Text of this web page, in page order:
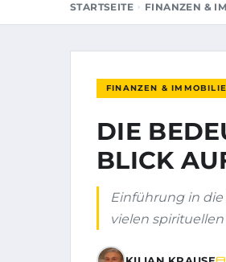
STARTSEITE FINANZEN &
FINANZEN &
DIE
BLICK
Einführung in die
vielen